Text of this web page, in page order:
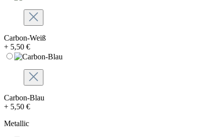
Carbon-Weiß
+ 5,50 €
Carbon-Blau
+ 5,50 €
Metallic